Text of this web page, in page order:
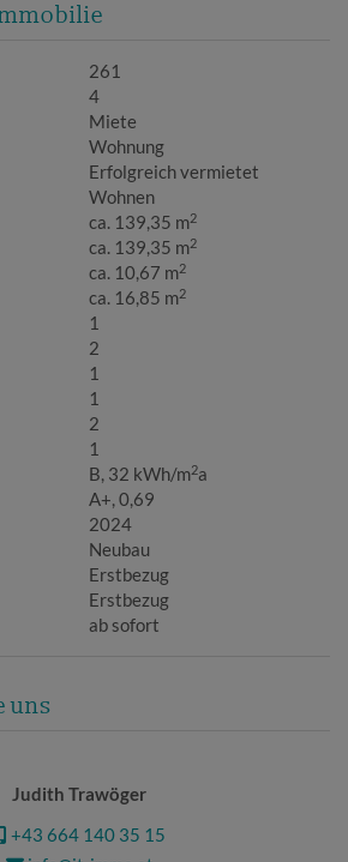
261
4
Miete
Wohnung
Erfolgreich vermietet
Wohnen
ca. 139,35 m2
ca. 139,35 m2
ca. 10,67 m2
ca. 16,85 m2
1
2
1
1
2
1
B, 32 kWh/m2a
A+, 0,69
2024
Neubau
Erstbezug
Erstbezug
ab sofort
uns
Judith Trawöger
+43 664 140 35 15